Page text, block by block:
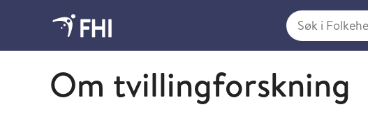
Søk i
Nasjonalt tvillingregister
Om tvillingforskning